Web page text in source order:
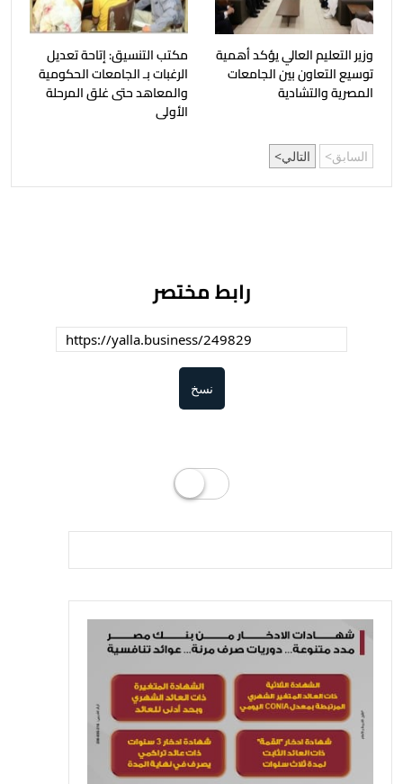
وزير التعليم العالي يؤكد أهمية
توسيع التعاون بين الجامعات
المصرية والتشادية
مكتب التنسيق: إتاحة تعديل
الرغبات بـ الجامعات الحكومية
والمعاهد حتى غلق المرحلة
الأولى
السابق التالي
رابط مختصر
نسخ